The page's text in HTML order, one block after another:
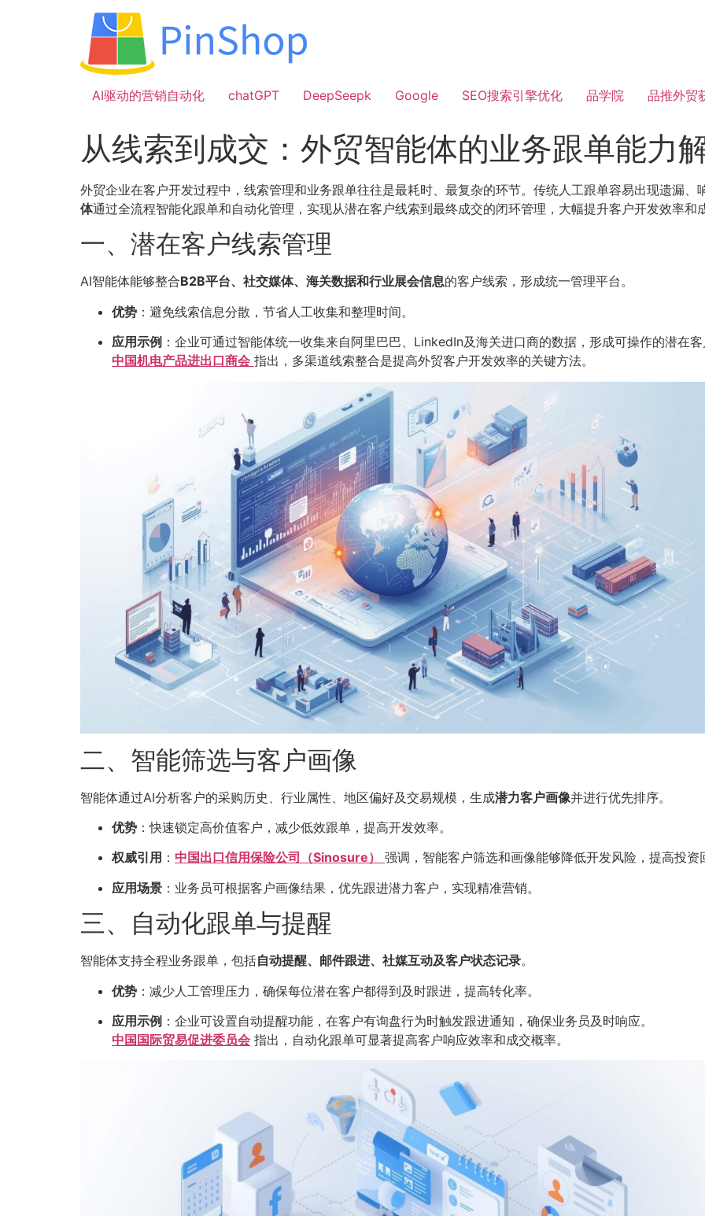
AI驱动的营销自动化
chatGPT DeepSeepk Google SEO搜索引擎优化 品学院 品推外贸
从线索到成交：外贸智能体的业务跟单能力
外贸企业在客户开发过程中，线索管理和业务跟单往往是最耗时、最复杂的环节。传统人工跟单容易出现遗漏
体通过全流程智能化跟单和自动化管理，实现从潜在客户线索到最终成交的闭环管理，大幅提升客户开发效率和
一、潜在客户线索管理
AI智能体能够整合B2B平台、社交媒体、海关数据和行业展会信息的客户线索，形成统一管理平台。
优势 ：避免线索信息分散，节省人工收集和整理时间。
应用示例 ：企业可通过智能体统一收集来自阿里巴巴、LinkedIn及海关进口商的数据，形成可操作的潜在
中国机电产品进出口商会 指出，多渠道线索整合是提高外贸客户开发效率的关键方法。
二、智能筛选与客户画像
智能体通过AI分析客户的采购历史、行业属性、地区偏好及交易规模，生成潜力客户画像并进行优先排序。
优势 ：快速锁定高价值客户，减少低效跟单，提高开发效率。
权威引用 ： 中国出口信用保险公司（Sinosure）
强调，智能客户筛选和画像能够降低开发风险，提高投资
应用场景 ：业务员可根据客户画像结果，优先跟进潜力客户，实现精准营销。
三、自动化跟单与提醒
智能体支持全程业务跟单，包括自动提醒、邮件跟进、社媒互动及客户状态记录。
优势 ：减少人工管理压力，确保每位潜在客户都得到及时跟进，提高转化率。
应用示例 ：企业可设置自动提醒功能，在客户有询盘行为时触发跟进通知，确保业务员及时响应。
中国国际贸易促进委员会 指出，自动化跟单可显著提高客户响应效率和成交概率。